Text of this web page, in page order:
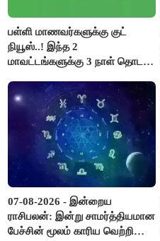
பள்ளி மாணவர்களுக்கு குட்
நியூஸ்..! இந்த 2
மாவட்டங்களுக்கு 3 நாள் தொடர்
07-08-2026 - இன்றைய
ராசிபலன்: இன்று சாமர்த்தியமான
பேச்சின் மூலம் காரிய வெற்றி